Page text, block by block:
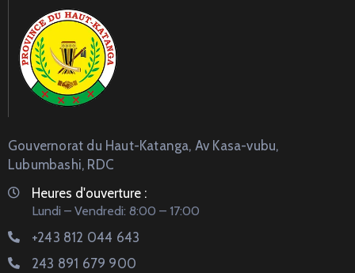
Gouvernorat du Haut-Katanga, Av Kasa-vubu,
Lubumbashi, RDC
Heures d'ouverture :
Lundi – Vendredi: 8:00 – 17:00
+243 812 044 643
243 891 679 900